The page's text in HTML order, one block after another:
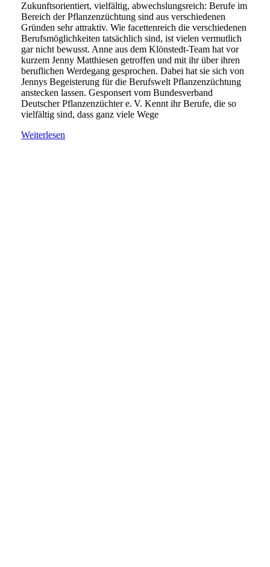
Zukunftsorientiert, vielfältig, abwechslungsreich: Berufe im
Bereich der Pflanzenzüchtung sind aus verschiedenen
Gründen sehr attraktiv. Wie facettenreich die verschiedenen
Berufsmöglichkeiten tatsächlich sind, ist vielen vermutlich
gar nicht bewusst. Anne aus dem Klönstedt-Team hat vor
kurzem Jenny Matthiesen getroffen und mit ihr über ihren
beruflichen Werdegang gesprochen. Dabei hat sie sich von
Jennys Begeisterung für die Berufswelt Pflanzenzüchtung
anstecken lassen. Gesponsert vom Bundesverband
Deutscher Pflanzenzüchter e. V. Kennt ihr Berufe, die so
vielfältig sind, dass ganz viele Wege
Weiterlesen